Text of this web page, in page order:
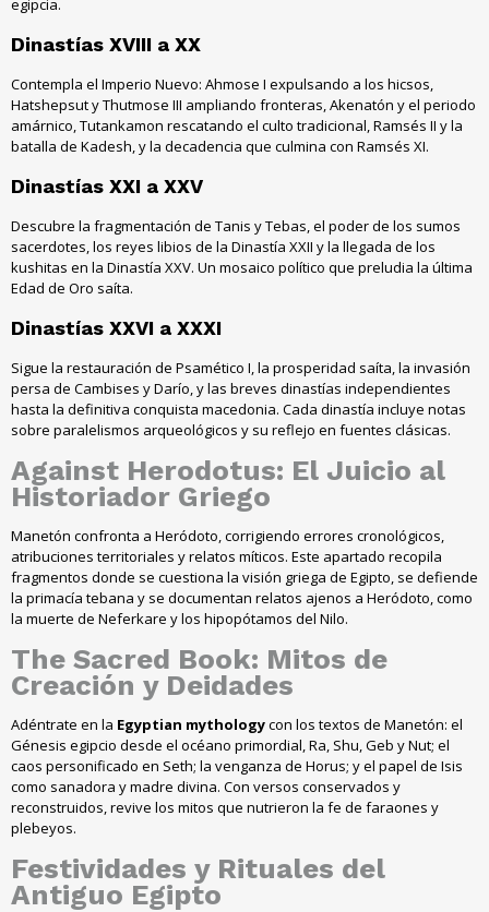
egipcia.
Dinastías XVIII a XX
Contempla el Imperio Nuevo: Ahmose I expulsando a los hicsos,
Hatshepsut y Thutmose III ampliando fronteras, Akenatón y el periodo
amárnico, Tutankamon rescatando el culto tradicional, Ramsés II y la
batalla de Kadesh, y la decadencia que culmina con Ramsés XI.
Dinastías XXI a XXV
Descubre la fragmentación de Tanis y Tebas, el poder de los sumos
sacerdotes, los reyes libios de la Dinastía XXII y la llegada de los
kushitas en la Dinastía XXV. Un mosaico político que preludia la última
Edad de Oro saíta.
Dinastías XXVI a XXXI
Sigue la restauración de Psamético I, la prosperidad saíta, la invasión
persa de Cambises y Darío, y las breves dinastías independientes
hasta la definitiva conquista macedonia. Cada dinastía incluye notas
sobre paralelismos arqueológicos y su reflejo en fuentes clásicas.
Against Herodotus: El Juicio al
Historiador Griego
Manetón confronta a Heródoto, corrigiendo errores cronológicos,
atribuciones territoriales y relatos míticos. Este apartado recopila
fragmentos donde se cuestiona la visión griega de Egipto, se defiende
la primacía tebana y se documentan relatos ajenos a Heródoto, como
la muerte de Neferkare y los hipopótamos del Nilo.
The Sacred Book: Mitos de
Creación y Deidades
Adéntrate en la Egyptian mythologycon los textos de Manetón: el
Génesis egipcio desde el océano primordial, Ra, Shu, Geb y Nut; el
caos personificado en Seth; la venganza de Horus; y el papel de Isis
como sanadora y madre divina. Con versos conservados y
reconstruidos, revive los mitos que nutrieron la fe de faraones y
plebeyos.
Festividades y Rituales del
Antiguo Egipto